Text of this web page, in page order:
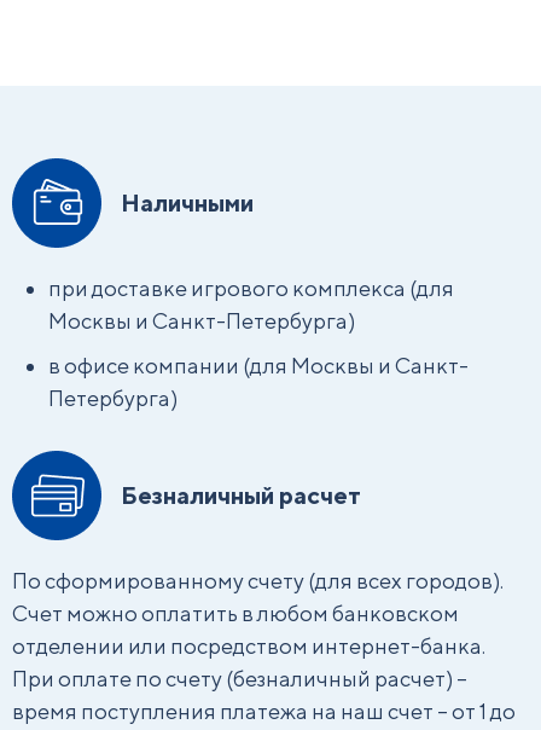
Наличными
при доставке игрового комплекса (для
Москвы и Санкт-Петербурга)
в офисе компании (для Москвы и Санкт-
Петербурга)
Безналичный расчет
По сформированному счету (для всех городов).
Счет можно оплатить в любом банковском
отделении или посредством интернет-банка.
При оплате по счету (безналичный расчет) –
время поступления платежа на наш счет – от 1 до